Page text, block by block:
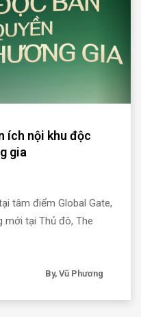
ích nội khu độc
gia
tâm điểm Global Gate,
mới tại Thủ đô, The
By, Vũ Phương